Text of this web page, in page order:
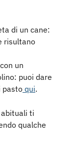
di un cane:
risultano
un
puoi dare
pasto qui.
ti
qualche